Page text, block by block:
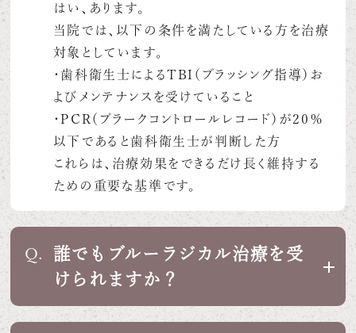
はい、あります。
当院では、以下の条件を満たしている方を治療
対象としています。
・歯科衛生士によるTBI（ブラッシング指導）お
よびメンテナンスを受けていること
・PCR（プラークコントロールレコード）が20％
以下であると歯科衛生士が判断した方
これらは、治療効果をできるだけ長く維持する
ための重要な基準です。
Q.
誰でもブルーラジカル治療を受
けられますか？